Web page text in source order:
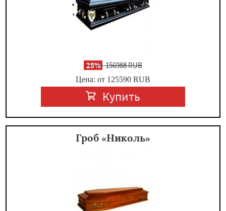
-25%156988 RUB
Цена: от 125590 RUB
Купить
Гроб «Николь»